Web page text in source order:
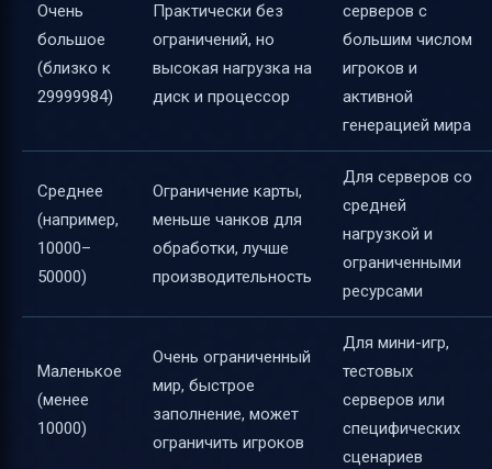
Очень
большое
(близко к
29999984)
Практически без
ограничений, но
высокая нагрузка на
диск и процессор
серверов с
большим числом
игроков и
активной
генерацией мира
Среднее
(например,
10000–
50000)
Ограничение карты,
меньше чанков для
обработки, лучше
производительность
Для серверов со
средней
нагрузкой и
ограниченными
ресурсами
Маленькое
(менее
10000)
Очень ограниченный
мир, быстрое
заполнение, может
ограничить игроков
Для мини-игр,
тестовых
серверов или
специфических
сценариев